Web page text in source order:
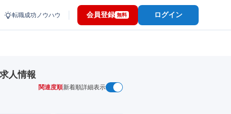
転職成功ノウハウ 会員登録 無料 ログイン
人情報
関連度順新着順詳細表示